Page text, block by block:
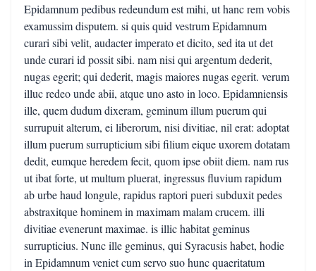
Epidamnum pedibus redeundum est mihi, ut hanc rem vobis
examussim disputem. si quis quid vestrum Epidamnum
curari sibi velit, audacter imperato et dicito, sed ita ut det
unde curari id possit sibi. nam nisi qui argentum dederit,
nugas egerit; qui dederit, magis maiores nugas egerit. verum
illuc redeo unde abii, atque uno asto in loco. Epidamniensis
ille, quem dudum dixeram, geminum illum puerum qui
surrupuit alterum, ei liberorum, nisi divitiae, nil erat: adoptat
illum puerum surrupticium sibi filium eique uxorem dotatam
dedit, eumque heredem fecit, quom ipse obiit diem. nam rus
ut ibat forte, ut multum pluerat, ingressus fluvium rapidum
ab urbe haud longule, rapidus raptori pueri subduxit pedes
abstraxitque hominem in maximam malam crucem. illi
divitiae evenerunt maximae. is illic habitat geminus
surrupticius. Nunc ille geminus, qui Syracusis habet, hodie
in Epidamnum veniet cum servo suo hunc quaeritatum